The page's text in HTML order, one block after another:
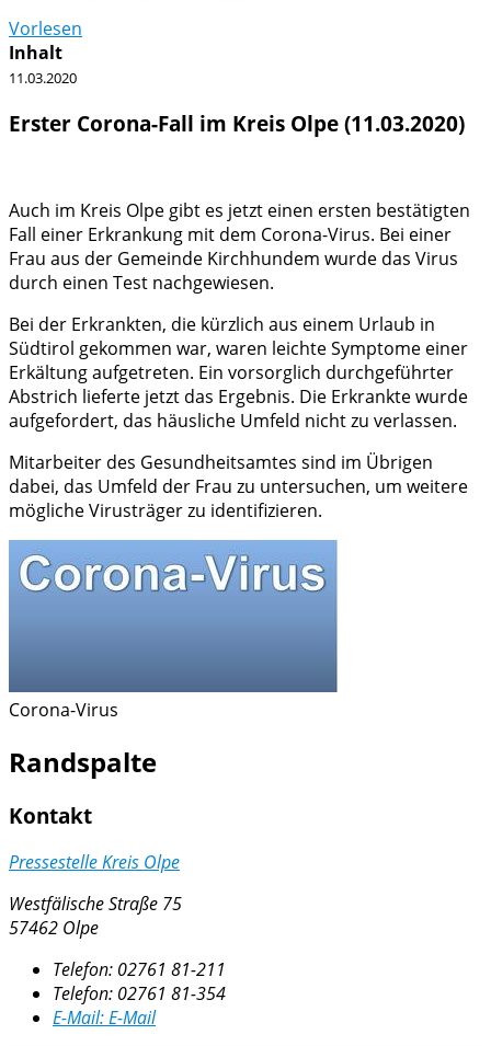
Vorlesen
Inhalt
11.03.2020
Erster Corona-Fall im Kreis Olpe (11.03.2020)
Auch im Kreis Olpe gibt es jetzt einen ersten bestätigten
Fall einer Erkrankung mit dem Corona-Virus. Bei einer
Frau aus der Gemeinde Kirchhundem wurde das Virus
durch einen Test nachgewiesen.
Bei der Erkrankten, die kürzlich aus einem Urlaub in
Südtirol gekommen war, waren leichte Symptome einer
Erkältung aufgetreten. Ein vorsorglich durchgeführter
Abstrich lieferte jetzt das Ergebnis. Die Erkrankte wurde
aufgefordert, das häusliche Umfeld nicht zu verlassen.
Mitarbeiter des Gesundheitsamtes sind im Übrigen
dabei, das Umfeld der Frau zu untersuchen, um weitere
mögliche Virusträger zu identifizieren.
Corona-Virus
Randspalte
Kontakt
Pressestelle Kreis Olpe
Westfälische Straße 75
57462 Olpe
Telefon: 02761 81-211
Telefon: 02761 81-354
E-Mail:E-Mail